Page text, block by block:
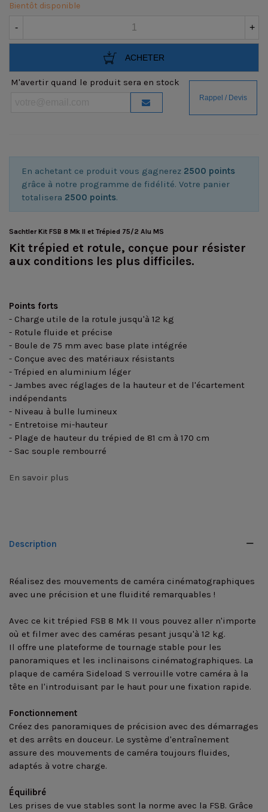
Bientôt disponible
- +
ACHETER
M'avertir quand le produit sera en stock
En achetant ce produit vous gagnerez 2500 points
grâce à notre programme de fidélité. Votre panier
totalisera 2500 points.
Sachtler Kit FSB 8 Mk II et Trépied 75/2 Alu MS
Kit trépied et rotule, conçue pour résister
aux conditions les plus difficiles.
Points forts
- Charge utile de la rotule jusqu'à 12 kg
- Rotule fluide et précise
- Boule de 75 mm avec base plate intégrée
- Conçue avec des matériaux résistants
- Trépied en aluminium léger
- Jambes avec réglages de la hauteur et de l'écartement
indépendants
- Niveau à bulle lumineux
- Entretoise mi-hauteur
- Plage de hauteur du trépied de 81 cm à 170 cm
- Sac souple rembourré
En savoir plus
Description
Réalisez des mouvements de caméra cinématographiques
avec une précision et une fluidité remarquables !
Avec ce kit trépied FSB 8 Mk II vous pouvez aller n'importe
où et filmer avec des caméras pesant jusqu'à 12 kg.
Il offre une plateforme de tournage stable pour les
panoramiques et les inclinaisons cinématographiques. La
plaque de caméra Sideload S verrouille votre caméra à la
tête en l'introduisant par le haut pour une fixation rapide.
Fonctionnement
Créez des panoramiques de précision avec des démarrages
et des arrêts en douceur. Le système d'entraînement
assure des mouvements de caméra toujours fluides,
adaptés à votre charge.
Équilibré
Les prises de vue stables sont la norme avec la FSB. Grâce